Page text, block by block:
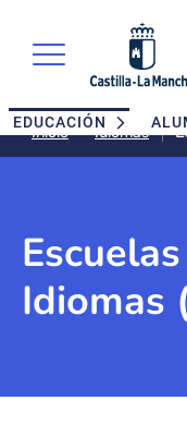
Navegación
EDUCACIÓN
Inicio Idiomas
Idiomas